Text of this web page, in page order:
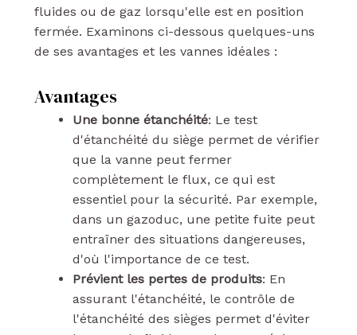
fluides ou de gaz lorsqu'elle est en position
fermée. Examinons ci-dessous quelques-uns
de ses avantages et les vannes idéales :
Avantages
Une bonne étanchéité: Le test
d'étanchéité du siège permet de vérifier
que la vanne peut fermer
complètement le flux, ce qui est
essentiel pour la sécurité. Par exemple,
dans un gazoduc, une petite fuite peut
entraîner des situations dangereuses,
d'où l'importance de ce test.
Prévient les pertes de produits: En
assurant l'étanchéité, le contrôle de
l'étanchéité des sièges permet d'éviter